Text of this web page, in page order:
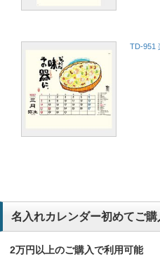
TD-951
名入れカレンダー初めてご購
2万円以上のご購入で利用可能